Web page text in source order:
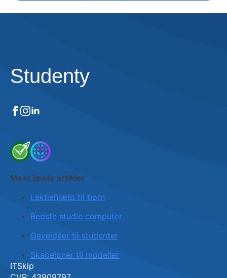
Studenty
Mest læste artikler
Lektiehjælp til børn
Bedste studie computer
Gaveidéer til studenter
Skabeloner til modeller
ITSkip